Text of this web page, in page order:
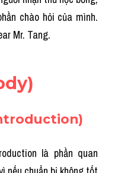
chào hỏi của mình.
Mr. Tang.
là phần quan